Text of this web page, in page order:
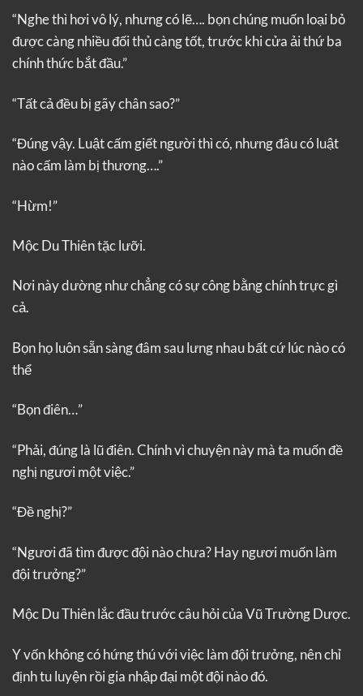
“Nghe thì hơi vô lý, nhưng có lẽ…. bọn chúng muốn loại bỏ
được càng nhiều đối thủ càng tốt, trước khi cửa ải thứ ba
chính thức bắt đầu.”
“Tất cả đều bị gãy chân sao?”
“Đúng vậy. Luật cấm giết người thì có, nhưng đâu có luật
nào cấm làm bị thương….”
“Hừm!”
Mộc Du Thiên tặc lưỡi.
Nơi này dường như chẳng có sự công bằng chính trực gì
cả.
Bọn họ luôn sẵn sàng đâm sau lưng nhau bất cứ lúc nào có
thể
“Bọn điên…”
“Phải, đúng là lũ điên. Chính vì chuyện này mà ta muốn đề
nghị ngươi một việc.”
“Đề nghị?”
“Ngươi đã tìm được đội nào chưa? Hay ngươi muốn làm
đội trưởng?”
Mộc Du Thiên lắc đầu trước câu hỏi của Vũ Trường Dược.
Y vốn không có hứng thú với việc làm đội trưởng, nên chỉ
định tu luyện rồi gia nhập đại một đội nào đó.